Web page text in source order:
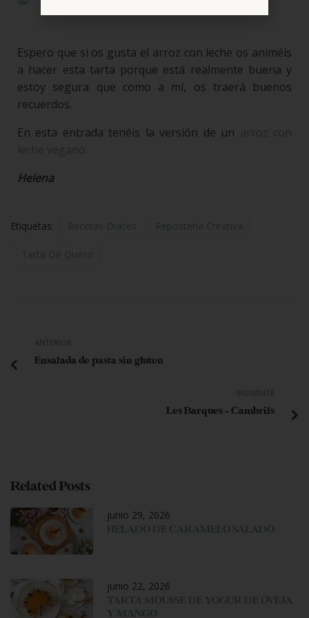
Espero que si os gusta el arroz con leche os animéis
a hacer esta tarta porque está realmente buena y
estoy segura que como a mí, os traerá buenos
recuerdos.
En esta entrada tenéis la versión de un arroz con
leche vegano.
Helena
Etiquetas: Recetas Dulces Repostería Creativa
Tarta De Queso
ANTERIOR
Ensalada de pasta sin gluten
SIGUIENTE
Les Barques – Cambrils
Related Posts
junio 29, 2026
HELADO DE CARAMELO SALADO
junio 22, 2026
TARTA MOUSSE DE YOGUR DE OVEJA
Y MANGO